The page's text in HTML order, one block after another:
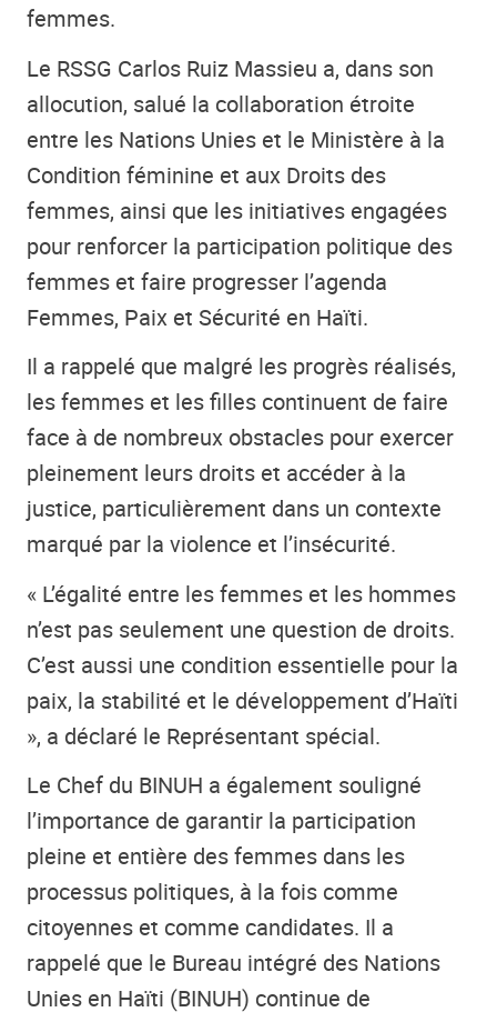
femmes.
Le RSSG Carlos Ruiz Massieu a, dans son
allocution, salué la collaboration étroite
entre les Nations Unies et le Ministère à la
Condition féminine et aux Droits des
femmes, ainsi que les initiatives engagées
pour renforcer la participation politique des
femmes et faire progresser l’agenda
Femmes, Paix et Sécurité en Haïti.
Il a rappelé que malgré les progrès réalisés,
les femmes et les filles continuent de faire
face à de nombreux obstacles pour exercer
pleinement leurs droits et accéder à la
justice, particulièrement dans un contexte
marqué par la violence et l’insécurité.
« L’égalité entre les femmes et les hommes
n’est pas seulement une question de droits.
C’est aussi une condition essentielle pour la
paix, la stabilité et le développement d’Haïti
», a déclaré le Représentant spécial.
Le Chef du BINUH a également souligné
l’importance de garantir la participation
pleine et entière des femmes dans les
processus politiques, à la fois comme
citoyennes et comme candidates. Il a
rappelé que le Bureau intégré des Nations
Unies en Haïti (BINUH) continue de